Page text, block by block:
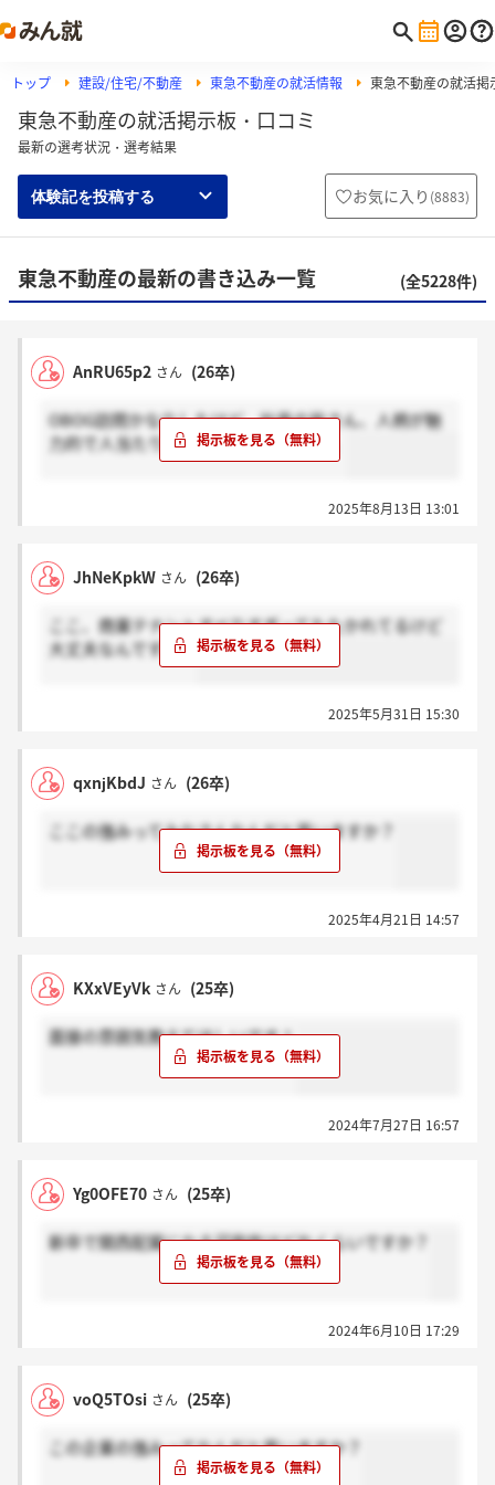
トップ 建設/住宅/不動産 東急不動産の就活情報 東急不動産の就活掲
東急不動産の就活掲示板・口コミ
最新の選考状況・選考結果
体験記を投稿する お気に入り (8883)
東急不動産の最新の書き込み一覧 (全5228件)
AnRU65p2 さん (26卒)
OBOG訪問かなりしたけど、社員の皆さん、人柄が魅
力的で人当たりいい方達ばかりでした。
2025年8月13日 13:01
JhNeKpkW さん (26卒)
ここ、商業テナントすべりすぎってたたかれてるけど
大丈夫なんですかね
2025年5月31日 15:30
qxnjKbdJ さん (26卒)
ここの強みってみなさんなんだと思いますか？
2025年4月21日 14:57
KXxVEyVk さん (25卒)
面接の雰囲気教えてほしいです！
2024年7月27日 16:57
Yg0OFE70 さん (25卒)
新卒で関西配属になる可能性はどれくらいですか？
2024年6月10日 17:29
voQ5TOsi さん (25卒)
この企業の強みってなんだと思いますか？